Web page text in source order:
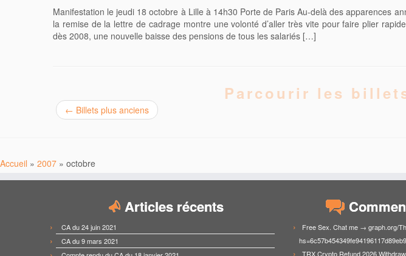
Manifestation le jeudi 18 octobre à Lille à 14h30 Porte de Paris Au-delà des apparences
la remise de la lettre de cadrage montre une volonté d’aller très vite pour faire plier
dès 2008, une nouvelle baisse des pensions de tous les salariés […]
Parcourir les
← Billets plus anciens
Accueil » 2007 » octobre
Articles récents
CA du 24 juin 2021
CA du 9 mars 2021
Free Sex. Chat me → graph.org/
TRX Crypto Refund 2026